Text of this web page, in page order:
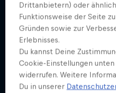
Drittanbietern) oder
Funktionsweise der Seite
Gründen sowie zur
Erlebnisses.
Du kannst Deine
Cookie-Einstellungen
widerrufen. Weitere
Du in unserer